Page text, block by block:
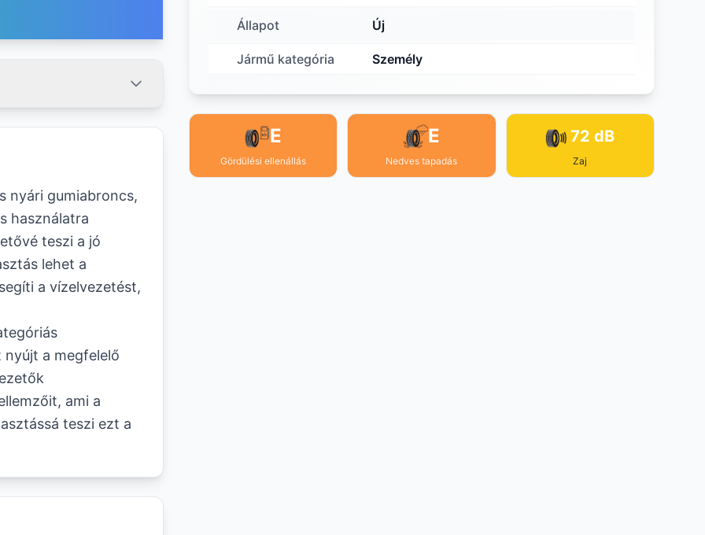
nyári gumiabroncs,
használatra
teszi a jó
lehet a
a vízelvezetést,
a megfelelő
ami a
teszi ezt a
Állapot Új
Jármű kategória Személy
E
Gördülési ellenállás
E
Nedves tapadás
72 dB
Zaj